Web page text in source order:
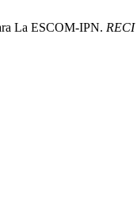
La ESCOM-IPN. RECI